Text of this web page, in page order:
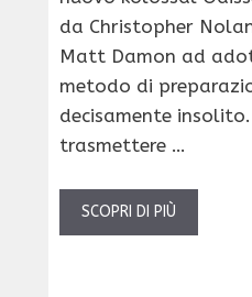
da Christopher
Matt Damon ad
metodo di
decisamente
trasmettere …
SCOPRI DI PIÙ